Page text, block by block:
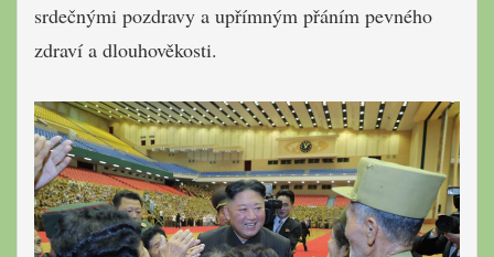
srdečnými pozdravy a upřímným přáním pevného
zdraví a dlouhověkosti.